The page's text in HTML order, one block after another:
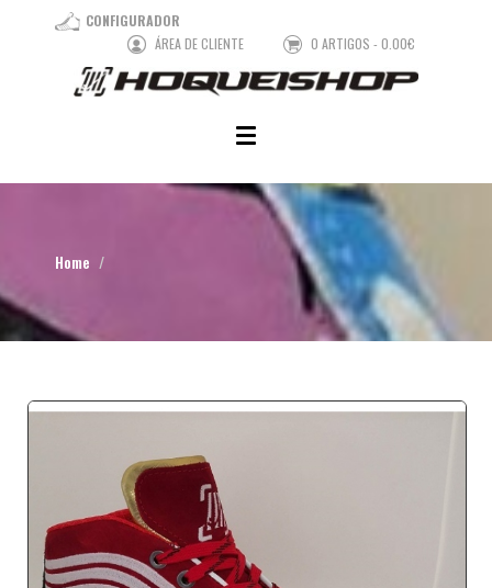
CONFIGURADOR
ÁREA DE CLIENTE
0 ARTIGOS - 0.00€
Home